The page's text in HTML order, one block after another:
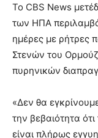
Το CBS News
των ΗΠΑ
ημέρες με ρήτρες
Στενών του
πυρηνικών
«Δεν θα
την βεβαιότητα
είναι πλήρως